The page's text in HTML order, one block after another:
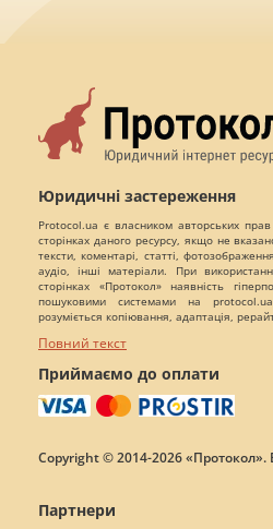
Юридичні застереження
Protocol.ua є власником авторських
сторінках даного ресурсу, якщо не
тексти, коментарі, статті,
аудіо, інші матеріали. При
сторінках «Протокол» наявність
пошуковими системами на
розуміється копіювання, адаптація,
Повний текст
Приймаємо до оплати
Copyright © 2014-2026 «Протокол».
Партнери